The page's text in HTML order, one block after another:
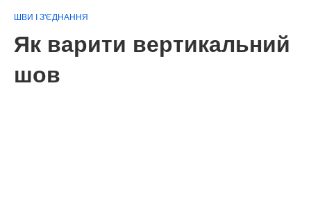
ШВИ І З'ЄДНАННЯ
Як варити вертикальний
шов